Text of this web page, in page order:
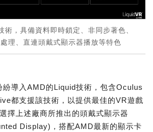
，具備資料即時鎖定、非同步著色、
理、直連頭戴式顯示器播放等特色
紛導入AMD的Liquid技術，包含Oculus
都支援該技術，以提供最佳的VR遊戲
擇上述廠商所推出的頭戴式顯示器
Display)，搭配AMD最新的顯示卡